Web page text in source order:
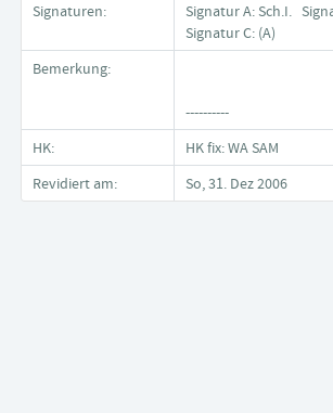
Signaturen:
Signatur A: Sch.I.
Signatur C: (A)
Bemerkung:
----------
HK:
HK fix: WA SAM
Revidiert am:
So, 31. Dez 2006